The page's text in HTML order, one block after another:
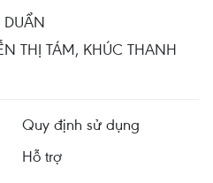
DUẨN
THỊ TÁM, KHÚC THANH
Quy định sử dụng
Hỗ trợ